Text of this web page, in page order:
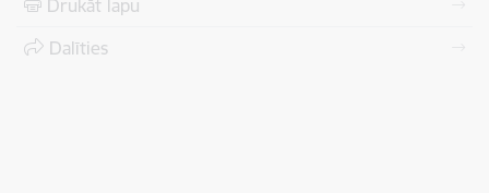
Drukāt lapu
Dalīties